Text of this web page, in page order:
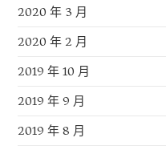
2020 年 3 月
2020 年 2 月
2019 年 10 月
2019 年 9 月
2019 年 8 月